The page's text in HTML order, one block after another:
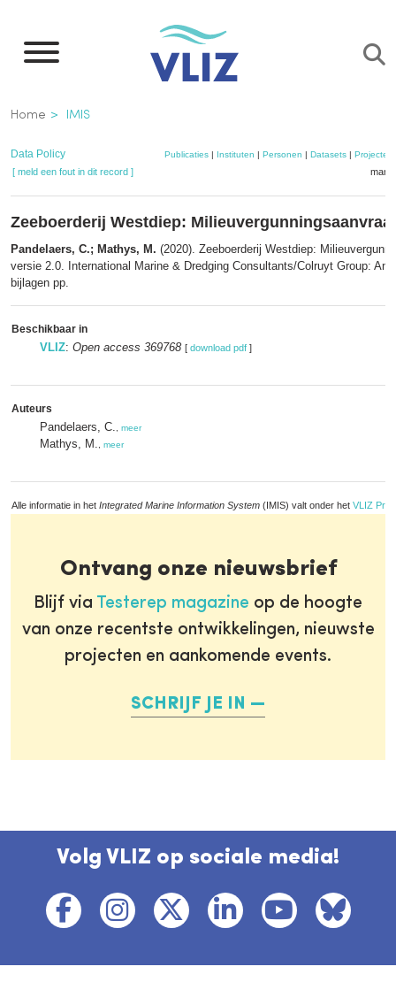
naar
inhoud
gaan
Kruimelpad
Home IMIS
Data Policy Publicaties| Instituten | Personen | Datasets| Projecten
[ meld een fout in dit record ]
Zeeboerderij Westdiep:
Pandelaers, C.; Mathys, M. (2020). Zeeboerderij Westdiep:
versie 2.0. International Marine & Dredging Consultants/Colruyt Group:
bijlagen pp.
Beschikbaar in
VLIZ: Open access 369768 [ download pdf ]
Auteurs
Pandelaers, C. meer
Mathys, M. meer
Alle informatie in het Integrated Marine Information System (IMIS) valt onder het VLIZ
Ontvang onze nieuwsbrief
Blijf via Testerep magazine op de hoogte
van onze recentste ontwikkelingen, nieuwste
projecten en aankomende events.
SCHRIJF JE IN
Volg VLIZ op sociale media!